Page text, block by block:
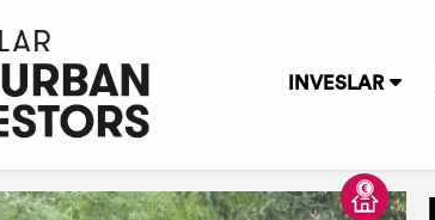
INVESLAR